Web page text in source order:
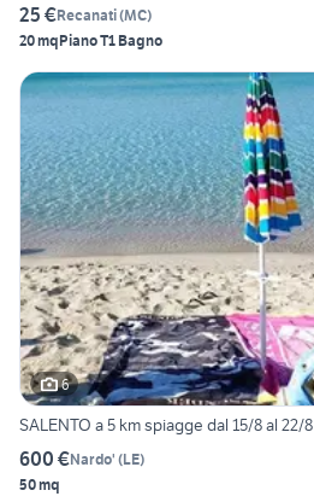
25 €Recanati(MC)
20 mqPiano T1 Bagno
6
SALENTO a 5 km spiagge dal 15/8 al 22/8
600 €Nardo' (LE)
50 mq